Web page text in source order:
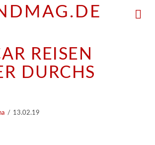
REISEN
DURCHS
13.02.19